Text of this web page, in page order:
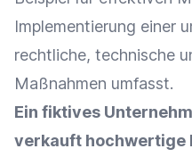
Implementierung einer
rechtliche, technische
Maßnahmen umfasst.
Ein fiktives
verkauft hochwertige